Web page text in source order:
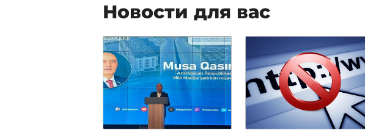
Новости для вас